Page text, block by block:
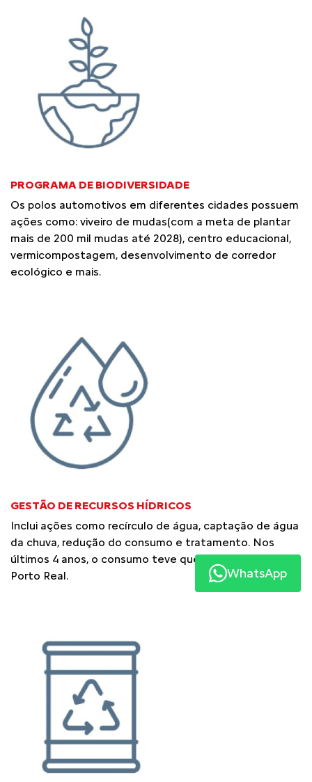
PROGRAMA DE BIODIVERSIDADE
Os polos automotivos em diferentes cidades possuem
ações como: viveiro de mudas(com a meta de plantar
mais de 200 mil mudas até 2028), centro educacional,
vermicompostagem, desenvolvimento de corredor
ecológico e mais.
GESTÃO DE RECURSOS HÍDRICOS
Inclui ações como recírculo de água, captação de água
da chuva, redução do consumo e tratamento. Nos
últimos 4 anos, o consumo teve queda de 23% em
Porto Real.
WhatsApp